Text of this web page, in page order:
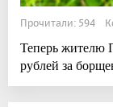
Прочитали: 594
Теперь жителю
рублей за